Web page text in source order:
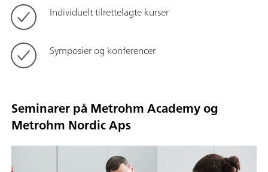
Individuelt tilrettelagte kurser
Symposier og konferencer
Seminarer på Metrohm Academy og
Metrohm Nordic Aps